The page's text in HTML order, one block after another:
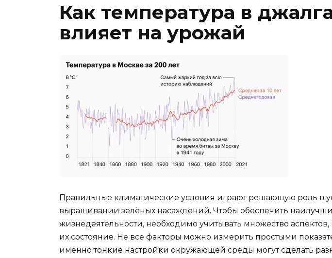
Как температура в
влияет на урожай
Правильные климатические условия играют решающую роль в
выращивании зелёных насаждений. Чтобы обеспечить
жизнедеятельности, необходимо учитывать множество
их состояние. Не все факторы можно измерить простыми
именно тонкие настройки окружающей среды могут сделать